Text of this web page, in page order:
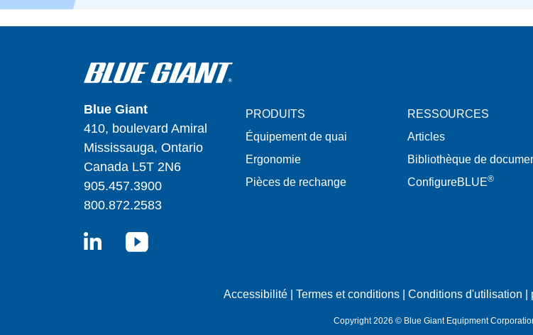
Blue Giant
410, boulevard Amiral
Mississauga, Ontario
Canada L5T 2N6
905.457.3900
800.872.2583
LinkedInYouTube
PRODUITS
Équipement de quai
Ergonomie
Pièces de rechange
RESSOURCES
Articles
Bibliothèque de
ConfigureBLUE®
Accessibilité Termes et conditions Conditions d'utilisation
Copyright 2026 © Blue Giant Equipment